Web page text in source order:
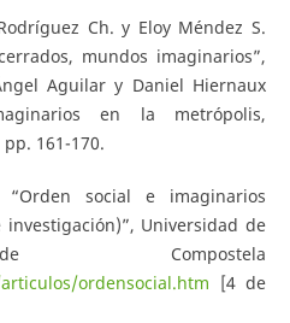
Ch. y Eloy Méndez S.
mundos imaginarios”,
Aguilar y Daniel Hiernaux
en la metrópolis,
161-170.
“Orden social e imaginarios
Universidad de
Compostela
ordensocial.htm [4 de